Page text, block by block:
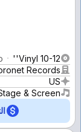
Vinyl 10-12''
Records
US
& Screen